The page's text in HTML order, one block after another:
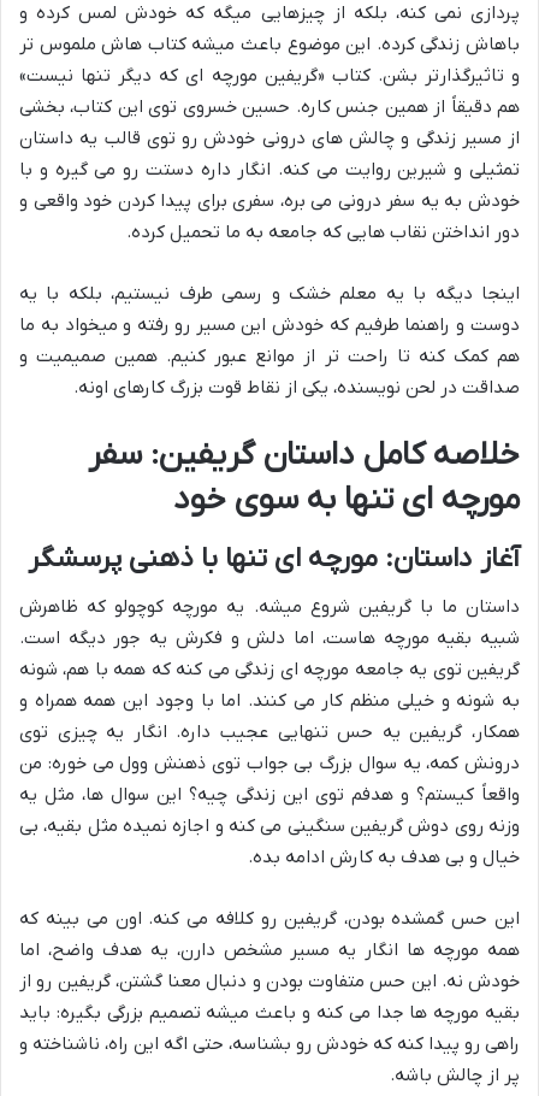
پردازی نمی کنه، بلکه از چیزهایی میگه که خودش لمس کرده و
باهاش زندگی کرده. این موضوع باعث میشه کتاب هاش ملموس تر
و تاثیرگذارتر بشن. کتاب «گریفین مورچه ای که دیگر تنها نیست»
هم دقیقاً از همین جنس کاره. حسین خسروی توی این کتاب، بخشی
از مسیر زندگی و چالش های درونی خودش رو توی قالب یه داستان
تمثیلی و شیرین روایت می کنه. انگار داره دستت رو می گیره و با
خودش به یه سفر درونی می بره، سفری برای پیدا کردن خود واقعی و
دور انداختن نقاب هایی که جامعه به ما تحمیل کرده.
اینجا دیگه با یه معلم خشک و رسمی طرف نیستیم، بلکه با یه
دوست و راهنما طرفیم که خودش این مسیر رو رفته و میخواد به ما
هم کمک کنه تا راحت تر از موانع عبور کنیم. همین صمیمیت و
صداقت در لحن نویسنده، یکی از نقاط قوت بزرگ کارهای اونه.
خلاصه کامل داستان گریفین: سفر
مورچه ای تنها به سوی خود
آغاز داستان: مورچه ای تنها با ذهنی پرسشگر
داستان ما با گریفین شروع میشه. یه مورچه کوچولو که ظاهرش
شبیه بقیه مورچه هاست، اما دلش و فکرش یه جور دیگه است.
گریفین توی یه جامعه مورچه ای زندگی می کنه که همه با هم، شونه
به شونه و خیلی منظم کار می کنند. اما با وجود این همه همراه و
همکار، گریفین یه حس تنهایی عجیب داره. انگار یه چیزی توی
درونش کمه، یه سوال بزرگ بی جواب توی ذهنش وول می خوره: من
واقعاً کیستم؟ و هدفم توی این زندگی چیه؟ این سوال ها، مثل یه
وزنه روی دوش گریفین سنگینی می کنه و اجازه نمیده مثل بقیه، بی
خیال و بی هدف به کارش ادامه بده.
این حس گمشده بودن، گریفین رو کلافه می کنه. اون می بینه که
همه مورچه ها انگار یه مسیر مشخص دارن، یه هدف واضح، اما
خودش نه. این حس متفاوت بودن و دنبال معنا گشتن، گریفین رو از
بقیه مورچه ها جدا می کنه و باعث میشه تصمیم بزرگی بگیره: باید
راهی رو پیدا کنه که خودش رو بشناسه، حتی اگه این راه، ناشناخته و
پر از چالش باشه.